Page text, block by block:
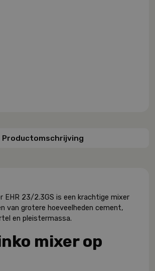
Productomschrijving
EHR 23/2.3GS is een krachtige mixer
van grotere hoeveelheden cement,
en pleistermassa.
mixer op